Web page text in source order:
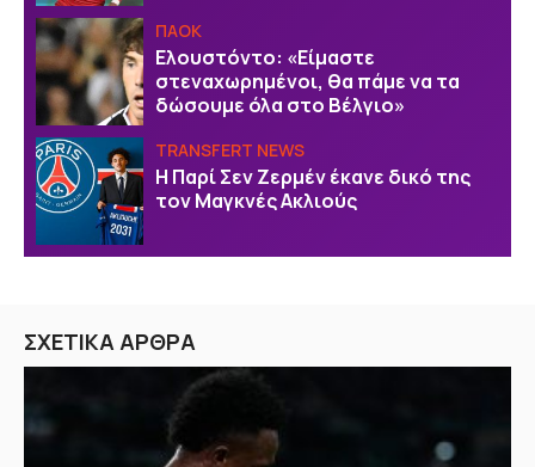
ΠΑΟΚ
Ελουστόντο: «Είμαστε
στεναχωρημένοι, θα πάμε να τα
δώσουμε όλα στο Βέλγιο»
TRANSFERT NEWS
Η Παρί Σεν Ζερμέν έκανε δικό της
τον Μαγκνές Ακλιούς
ΣΧΕΤΙΚΑ ΑΡΘΡΑ